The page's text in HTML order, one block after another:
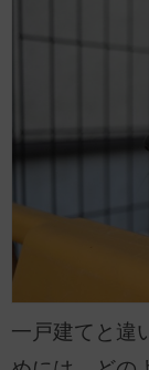
一戸建てと違